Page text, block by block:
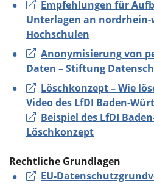
Empfehlungen für
Unterlagen an
Hochschulen
Anonymisierung von
Daten – Stiftung
Löschkonzept – Wie
Video des LfDI Baden-
Beispiel des LfDI
Löschkonzept
Rechtliche Grundlagen
EU-